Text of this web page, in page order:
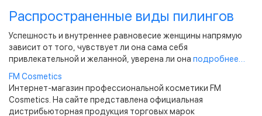
Распространенные виды пилингов
Успешность и внутреннее равновесие женщины напрямую
зависит от того, чувствует ли она сама себя
привлекательной и желанной, уверена ли она подробнее…
FM Cosmetics
Интернет-магазин профессиональной косметики FM
Cosmetics. На сайте представлена официальная
дистрибьюторная продукция торговых марок